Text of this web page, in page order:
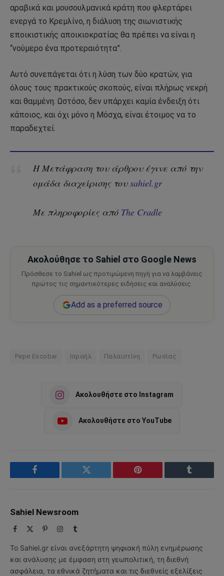
αραβικά και μουσουλμανικά κράτη που φλερτάρει
ενεργά το Κρεμλίνο, η διάλυση της σιωνιστικής
εποικιστικής αποικιοκρατίας θα πρέπει να είναι η
“νούμερο ένα προτεραιότητα”.
Αυτό συνεπάγεται ότι η λύση των δύο κρατών, για
όλους τους πρακτικούς σκοπούς, είναι πλήρως νεκρή
και θαμμένη. Ωστόσο, δεν υπάρχει καμία ένδειξη ότι
κάποιος, και όχι μόνο η Μόσχα, είναι έτοιμος να το
παραδεχτεί.
Η Μετάφραση του άρθρου έγινε από την
ομάδα διαχείρισης τουsahiel.gr
Με πληροφορίες από The Cradle
Ακολούθησε το Sahiel στο Google News
Πρόσθεσε το Sahiel ως προτιμώμενη πηγή για να λαμβάνεις
πρώτος τις σημαντικότερες ειδήσεις και αναλύσεις.
Add as a preferred source
Pepe Escobar Ισραήλ Παλαιστίνη Ρωσίας
Ακολουθήστε στο Instagram
Ακολουθήστε στο YouTube
Facebook Twitter Pinterest Tumblr
Sahiel Newsroom
Facebook PinterestInstagram
Tumblr
Το Sahiel.gr είναι ανεξάρτητη ψηφιακή πύλη ενημέρωσης
και ανάλυσης με έμφαση στη γεωπολιτική, τη διεθνή
ασφάλεια, τα εθνικά ζητήματα και τις διεθνείς εξελίξεις